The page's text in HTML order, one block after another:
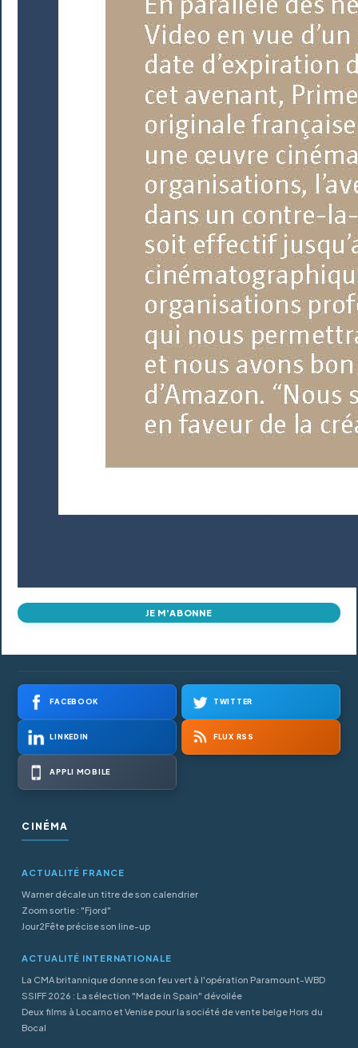
JE M'ABONNE
FACEBOOK TWITTER
LINKEDIN FLUX RSS
APPLI MOBILE
CINÉMA
ACTUALITÉ FRANCE
Warner décale un titre de son calendrier
Zoom sortie : "Fjord"
Jour2Fête précise son line-up
ACTUALITÉ INTERNATIONALE
La CMA britannique donne son feu vert à l'opération Paramount-WBD
SSIFF 2026 : La sélection "Made in Spain" dévoilée
Deux films à Locarno et Venise pour la société de vente belge Hors du
Bocal